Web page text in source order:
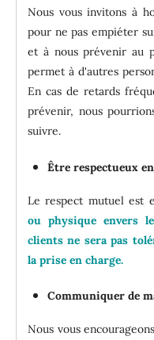
Nous vous invitons à
pour ne pas empiéter
et à nous prévenir au
permet à d'autres
En cas de retards
prévenir, nous
suivre.
Être respectueux
Le respect mutuel est
ou physique envers
clients ne sera pas
la prise en charge.
Communiquer de
Nous vous